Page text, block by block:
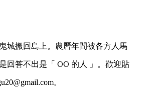
城搬回島上。農曆年間被各方人馬
回答不出是「 OO 的人 」。歡迎貼
。